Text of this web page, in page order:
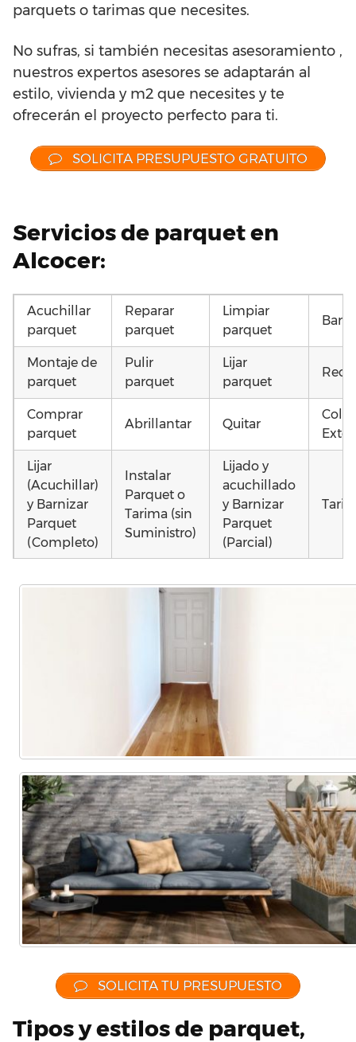
parquets o tarimas que necesites.
No sufras, si también necesitas asesoramiento ,
nuestros expertos asesores se adaptarán al
estilo, vivienda y m2 que necesites y te
ofrecerán el proyecto perfecto para ti.
SOLICITA PRESUPUESTO GRATUITO
Servicios de parquet en
Alcocer:
Acuchillar
parquet
Reparar
parquet
Limpiar
parquet
Montaje de
parquet
Pulir
parquet
Lijar
parquet
Comprar
parquet
Abrillantar Quitar
Lijar
(Acuchillar)
y Barnizar
Parquet
(Completo)
Instalar
Parquet o
Tarima (sin
Suministro)
Lijado y
acuchillado
y Barnizar
Parquet
(Parcial)
parquet o
SOLICITA TU PRESUPUESTO
Tipos y estilos de parquet,